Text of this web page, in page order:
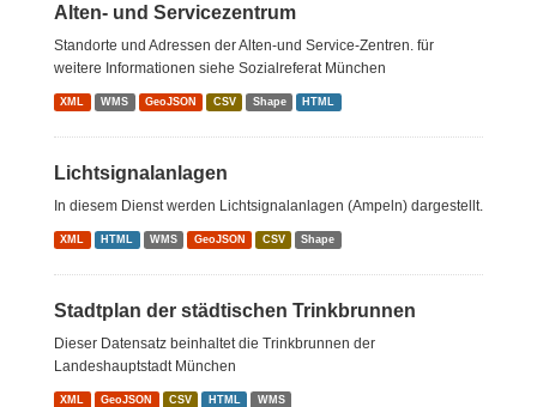
Alten- und Servicezentrum
Standorte und Adressen der Alten-und Service-Zentren. für
weitere Informationen siehe Sozialreferat München
XML WMS GeoJSON CSV Shape HTML
Lichtsignalanlagen
In diesem Dienst werden Lichtsignalanlagen (Ampeln) dargestellt.
XML HTML WMS GeoJSON CSV Shape
Stadtplan der städtischen Trinkbrunnen
Dieser Datensatz beinhaltet die Trinkbrunnen der
Landeshauptstadt München
XML GeoJSON CSV HTML WMS